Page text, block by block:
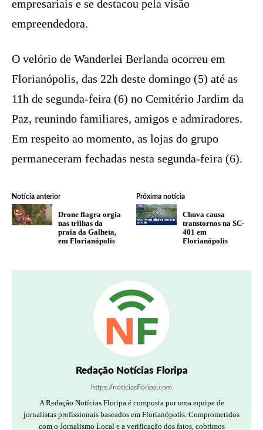
empresariais e se destacou pela visão
empreendedora.
O velório de Wanderlei Berlanda ocorreu em
Florianópolis, das 22h deste domingo (5) até as
11h de segunda-feira (6) no Cemitério Jardim da
Paz, reunindo familiares, amigos e admiradores.
Em respeito ao momento, as lojas do grupo
permaneceram fechadas nesta segunda-feira (6).
Notícia anterior
Drone flagra orgia
nas trilhas da
praia da Galheta,
em Florianópolis
Próxima notícia
Chuva causa
transtornos na SC-
401 em
Florianópolis
Redação Notícias Floripa
https://noticiasfloripa.com
A Redação Notícias Floripa é composta por uma equipe de
jornalistas profissionais baseados em Florianópolis. Comprometidos
com o Jornalismo Local e a verificação dos fatos, cobrimos